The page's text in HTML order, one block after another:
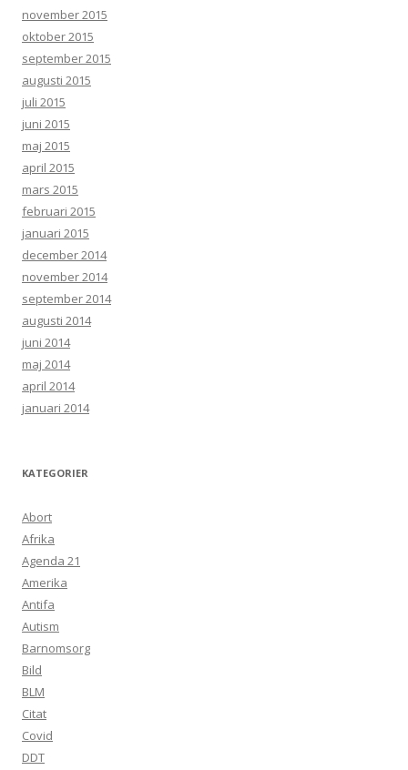
november 2015
oktober 2015
september 2015
augusti 2015
juli 2015
juni 2015
maj 2015
april 2015
mars 2015
februari 2015
januari 2015
december 2014
november 2014
september 2014
augusti 2014
juni 2014
maj 2014
april 2014
januari 2014
KATEGORIER
Abort
Afrika
Agenda 21
Amerika
Antifa
Autism
Barnomsorg
Bild
BLM
Citat
Covid
DDT